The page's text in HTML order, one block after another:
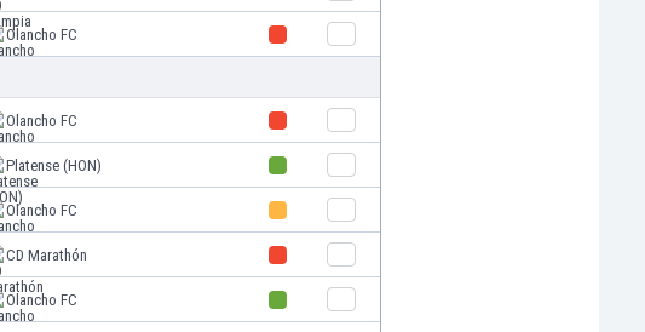
Olancho FC
Olancho FC
Platense (HON)
Olancho FC
CD Marathón
Olancho FC